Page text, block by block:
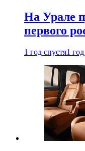
На Урале
первого
1 год спустя1